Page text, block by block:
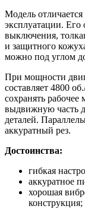
Модель
эксплуатации. Его
выключения,
и защитного
можно под углом
При мощности
составляет 4800
сохранять рабочее
выдвижную часть
деталей.
аккуратный рез.
Достоинства:
гибкая
аккуратное
хорошая
конструкция;